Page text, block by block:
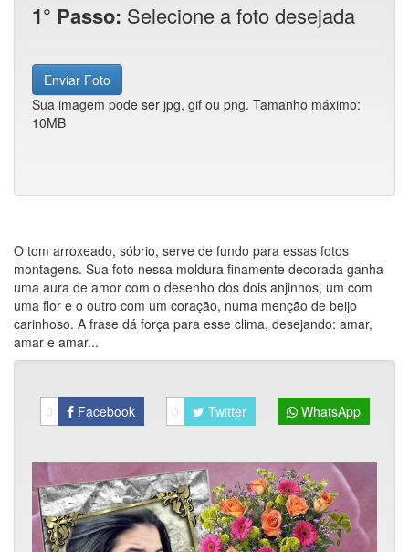
1° Passo: Selecione a foto desejada
Enviar Foto
Sua imagem pode ser jpg, gif ou png. Tamanho máximo:
10MB
O tom arroxeado, sóbrio, serve de fundo para essas fotos
montagens. Sua foto nessa moldura finamente decorada ganha
uma aura de amor com o desenho dos dois anjinhos, um com
uma flor e o outro com um coração, numa menção de beijo
carinhoso. A frase dá força para esse clima, desejando: amar,
amar e amar...
0 Facebook 0 Twitter WhatsApp